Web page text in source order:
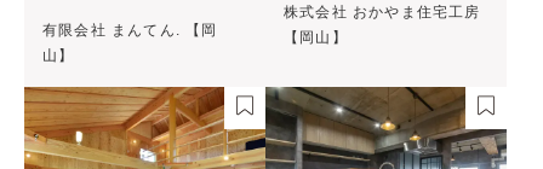
有限会社 まんてん. 【岡
山】
株式会社 おかやま住宅工房
【岡山】